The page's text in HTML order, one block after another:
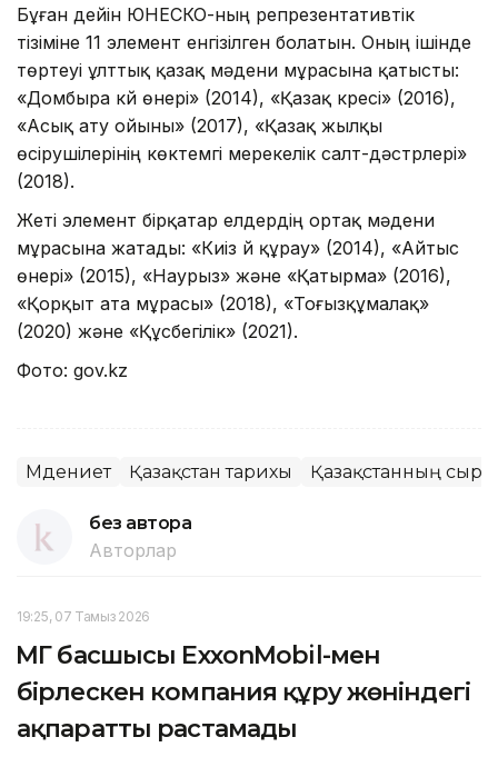
Бұған дейін ЮНЕСКО-ның репрезентативтік
тізіміне 11 элемент енгізілген болатын. Оның ішінде
төртеуі ұлттық қазақ мәдени мұрасына қатысты:
«Домбыра күй өнері» (2014), «Қазақ күресі» (2016),
«Асық ату ойыны» (2017), «Қазақ жылқы
өсірушілерінің көктемгі мерекелік салт-дәстүрлері»
(2018).
Жеті элемент бірқатар елдердің ортақ мәдени
мұрасына жатады: «Киіз үй құрау» (2014), «Айтыс
өнері» (2015), «Наурыз» және «Қатырма» (2016),
«Қорқыт ата мұрасы» (2018), «Тоғызқұмалақ»
(2020) және «Құсбегілік» (2021).
Фото: gov.kz
Мәдениет Қазақстан тарихы Қазақстанның
без автора
Авторлар
19:25, 07 Тамыз 2026
ҚМГ басшысы ExxonMobil-мен
бірлескен компания құру жөніндегі
ақпаратты растамады